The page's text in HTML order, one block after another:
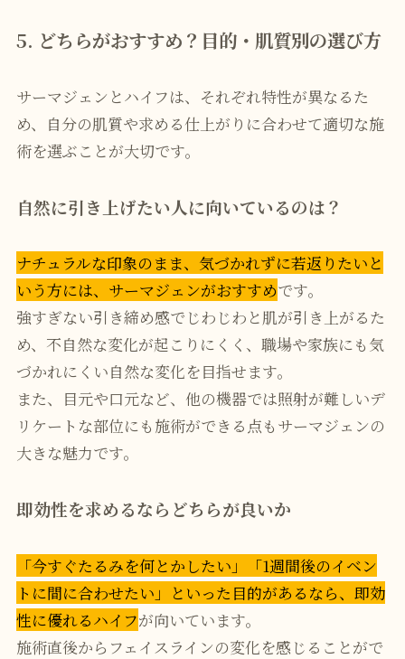
5. どちらがおすすめ？目的・肌質別の選び方
サーマジェンとハイフは、それぞれ特性が異なるた
め、自分の肌質や求める仕上がりに合わせて適切な施
術を選ぶことが大切です。
自然に引き上げたい人に向いているのは？
ナチュラルな印象のまま、気づかれずに若返りたいと
いう方には、サーマジェンがおすすめです。
強すぎない引き締め感でじわじわと肌が引き上がるた
め、不自然な変化が起こりにくく、職場や家族にも気
づかれにくい自然な変化を目指せます。
また、目元や口元など、他の機器では照射が難しいデ
リケートな部位にも施術ができる点もサーマジェンの
大きな魅力です。
即効性を求めるならどちらが良いか
「今すぐたるみを何とかしたい」「1週間後のイベン
トに間に合わせたい」といった目的があるなら、即効
性に優れるハイフが向いています。
施術直後からフェイスラインの変化を感じることがで